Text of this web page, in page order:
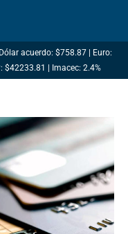
acuerdo: $758.87 | Euro:
$42233.81 | Imacec: 2.4%